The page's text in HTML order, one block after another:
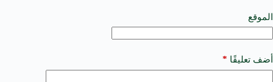
الموقع
أضف تعليقًا *
e
: